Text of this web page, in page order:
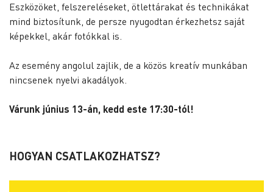
Eszközöket, felszereléseket, ötlettárakat és technikákat
mind biztosítunk, de persze nyugodtan érkezhetsz saját
képekkel, akár fotókkal is.
Az esemény angolul zajlik, de a közös kreatív munkában
nincsenek nyelvi akadályok.
Várunk június 13-án, kedd este 17:30-tól!
HOGYAN CSATLAKOZHATSZ?